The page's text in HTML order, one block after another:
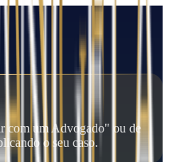
com um Advogado" ou de
o seu caso.